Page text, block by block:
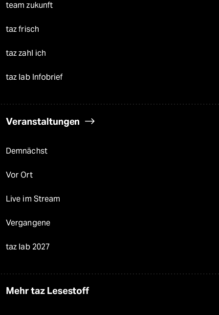
team zukunft
taz frisch
taz zahl ich
taz lab Infobrief
Veranstaltungen
Demnächst
Vor Ort
Live im Stream
Vergangene
taz lab 2027
Mehr taz Lesestoff